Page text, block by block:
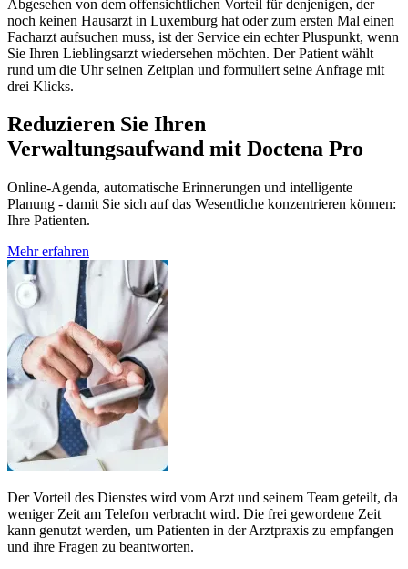
Abgesehen von dem offensichtlichen Vorteil für denjenigen, der
noch keinen Hausarzt in Luxemburg hat oder zum ersten Mal einen
Facharzt aufsuchen muss, ist der Service ein echter Pluspunkt, wenn
Sie Ihren Lieblingsarzt wiedersehen möchten. Der Patient wählt
rund um die Uhr seinen Zeitplan und formuliert seine Anfrage mit
drei Klicks.
Reduzieren Sie Ihren
Verwaltungsaufwand mit Doctena Pro
Online-Agenda, automatische Erinnerungen und intelligente
Planung - damit Sie sich auf das Wesentliche konzentrieren können:
Ihre Patienten.
Mehr erfahren
Der Vorteil des Dienstes wird vom Arzt und seinem Team geteilt, da
weniger Zeit am Telefon verbracht wird. Die frei gewordene Zeit
kann genutzt werden, um Patienten in der Arztpraxis zu empfangen
und ihre Fragen zu beantworten.